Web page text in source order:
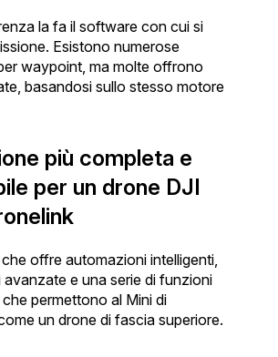
la fa il software con cui si
Esistono numerose
waypoint, ma molte offrono
basandosi sullo stesso motore
più completa e
per un drone DJI
offre automazioni intelligenti,
e una serie di funzioni
permettono al Mini di
un drone di fascia superiore.